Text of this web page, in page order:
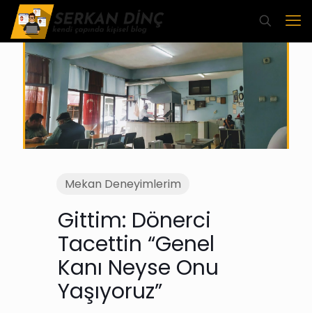
Mekan Deneyimlerim
Gittim: Dönerci
Tacettin “Genel
Kanı Neyse Onu
Yaşıyoruz”